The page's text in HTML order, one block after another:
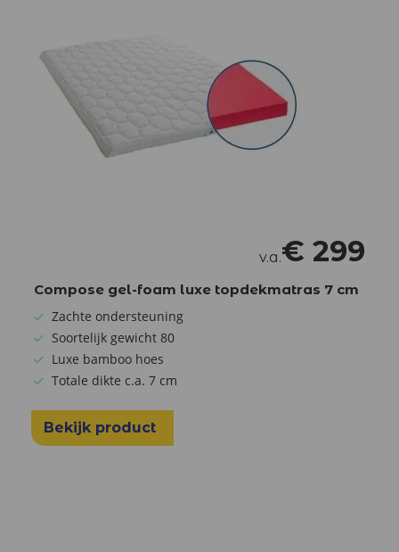
v.a.€ 299
Compose gel-foam luxe topdekmatras 7 cm
Zachte ondersteuning
Soortelijk gewicht 80
Luxe bamboo hoes
Totale dikte c.a. 7 cm
Bekijk product